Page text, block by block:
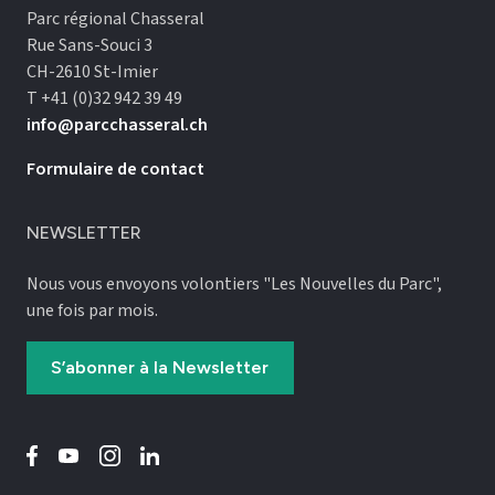
Parc régional Chasseral
Rue Sans-Souci 3
CH-2610 St-Imier
T +41 (0)32 942 39 49
info@parcchasseral.ch
Formulaire de contact
NEWSLETTER
Nous vous envoyons volontiers "Les Nouvelles du Parc",
une fois par mois.
S’abonner à la Newsletter